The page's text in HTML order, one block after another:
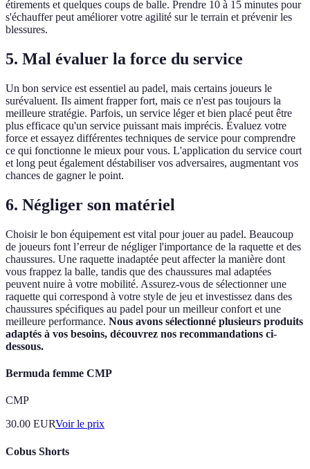
étirements et quelques coups de balle. Prendre 10 à 15 minutes pour
s'échauffer peut améliorer votre agilité sur le terrain et prévenir les
blessures.
5. Mal évaluer la force du service
Un bon service est essentiel au padel, mais certains joueurs le
surévaluent. Ils aiment frapper fort, mais ce n'est pas toujours la
meilleure stratégie. Parfois, un service léger et bien placé peut être
plus efficace qu'un service puissant mais imprécis. Évaluez votre
force et essayez différentes techniques de service pour comprendre
ce qui fonctionne le mieux pour vous. L'application du service court
et long peut également déstabiliser vos adversaires, augmentant vos
chances de gagner le point.
6. Négliger son matériel
Choisir le bon équipement est vital pour jouer au padel. Beaucoup
de joueurs font l’erreur de négliger l'importance de la raquette et des
chaussures. Une raquette inadaptée peut affecter la manière dont
vous frappez la balle, tandis que des chaussures mal adaptées
peuvent nuire à votre mobilité. Assurez-vous de sélectionner une
raquette qui correspond à votre style de jeu et investissez dans des
chaussures spécifiques au padel pour un meilleur confort et une
meilleure performance. Nous avons sélectionné plusieurs produits
adaptés à vos besoins, découvrez nos recommandations ci-
dessous.
Bermuda femme CMP
CMP
30.00 EURVoir le prix
Cobus Shorts